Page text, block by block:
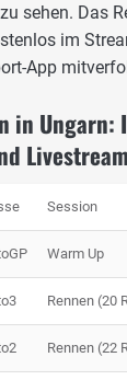
sehen. Das
im
App
in Ungarn:
Session
Warm Up
Rennen (20
Rennen (22